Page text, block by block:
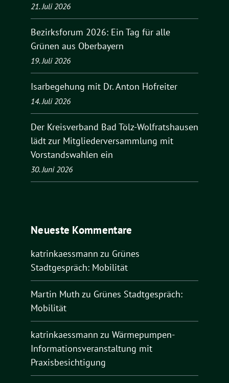
21. Juli 2026
Bezirksforum 2026: Ein Tag für alle
Grünen aus Oberbayern
19. Juli 2026
Isarbegehung mit Dr. Anton Hofreiter
14. Juli 2026
Der Kreisverband Bad Tölz-Wolfratshausen
lädt zur Mitgliederversammlung mit
Vorstandswahlen ein
30. Juni 2026
Neueste Kommentare
katrinkaessmann zu Grünes
Stadtgespräch: Mobilität
Martin Muth zu Grünes Stadtgespräch:
Mobilität
katrinkaessmann zu Wärmepumpen-
Informationsveranstaltung mit
Praxisbesichtigung